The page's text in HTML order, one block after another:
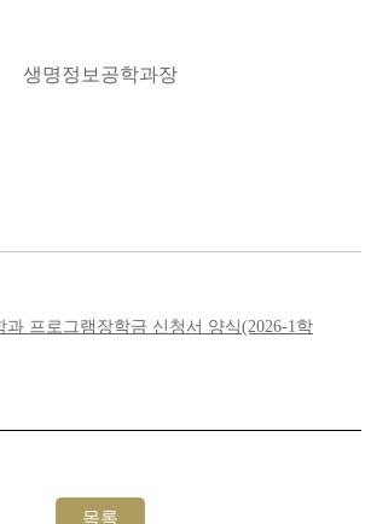
생명정보공학과장
과 프로그램장학금 신청서 양식(2026-1학